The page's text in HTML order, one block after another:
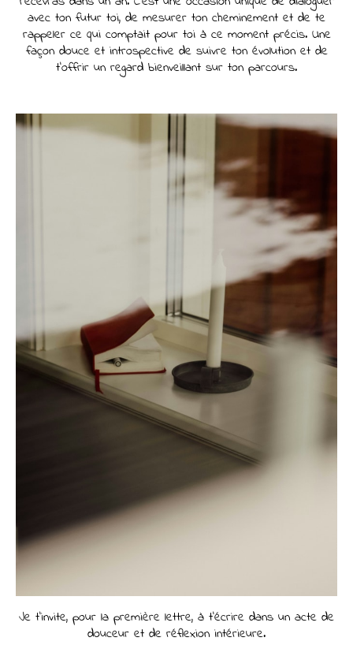
avec ton futur toi, de mesurer ton cheminement et de te
rappeler ce qui comptait pour toi à ce moment précis. Une
façon douce et introspective de suivre ton évolution et de
t’offrir un regard bienveillant sur ton parcours.
Je t'invite, pour la première lettre, à t'écrire dans un acte de
douceur et de réflexion intérieure.